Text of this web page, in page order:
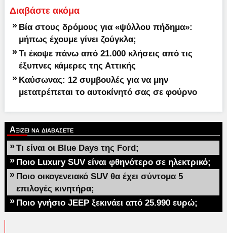
Διαβάστε ακόμα
» Βία στους δρόμους για «ψύλλου πήδημα»:
μήπως έχουμε γίνει ζούγκλα;
» Τι έκοψε πάνω από 21.000 κλήσεις από τις
έξυπνες κάμερες της Αττικής
» Καύσωνας: 12 συμβουλές για να μην
μετατρέπεται το αυτοκίνητό σας σε φούρνο
Αξιζει να διαβασετε
» Τι είναι οι Blue Days της Ford;
» Ποιο Luxury SUV είναι φθηνότερο σε ηλεκτρικό;
» Ποιο οικογενειακό SUV θα έχει σύντομα 5
επιλογές κινητήρα;
» Ποιο γνήσιο JEEP ξεκινάει από 25.990 ευρώ;